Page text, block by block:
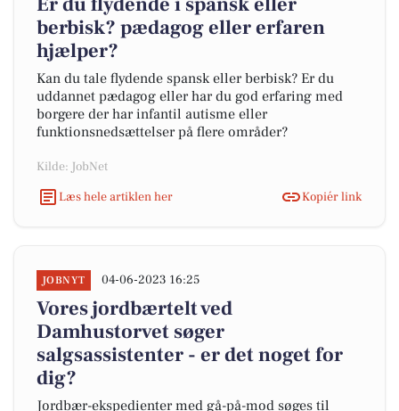
berbisk? pædagog eller erfaren
hjælper?
Kan du tale flydende spansk eller berbisk? Er du
uddannet pædagog eller har du god erfaring med
borgere der har infantil autisme eller
funktionsnedsættelser på flere områder?
Kilde: JobNet
Læs hele artiklen her
Kopiér link
JOBNYT 04-06-2023 16:25
Vores jordbærtelt ved
Damhustorvet søger
salgsassistenter - er det noget for
dig?
Jordbær-ekspedienter med gå-på-mod søges til